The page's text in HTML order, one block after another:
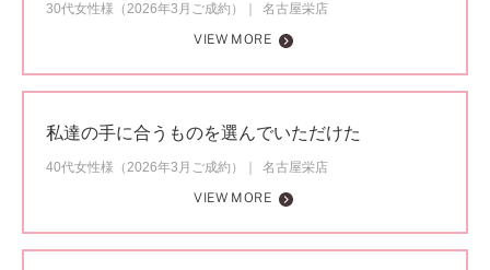
30代女性様（2026年3月ご成約）
名古屋栄店
VIEW MORE
私達の手に合うものを選んでいただけた
40代女性様（2026年3月ご成約）
名古屋栄店
VIEW MORE